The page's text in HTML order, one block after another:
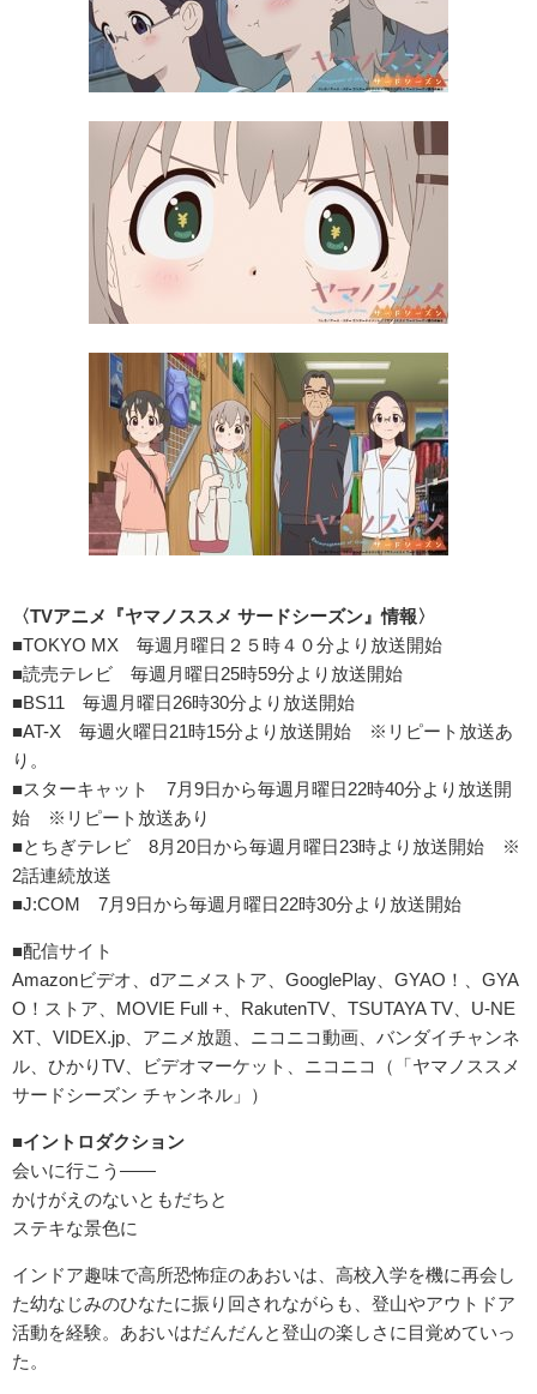
〈TVアニメ『ヤマノススメ サードシーズン』情報〉
■TOKYO MX 毎週月曜日２５時４０分より放送開始
■読売テレビ 毎週月曜日25時59分より放送開始
■BS11 毎週月曜日26時30分より放送開始
■AT-X 毎週火曜日21時15分より放送開始 ※リピート放送あ
り。
■スターキャット 7月9日から毎週月曜日22時40分より放送開
始 ※リピート放送あり
■とちぎテレビ 8月20日から毎週月曜日23時より放送開始 ※
2話連続放送
■J:COM 7月9日から毎週月曜日22時30分より放送開始
■配信サイト
Amazonビデオ、dアニメストア、GooglePlay、GYAO！、GYA
O！ストア、MOVIE Full +、RakutenTV、TSUTAYA TV、U-NE
XT、VIDEX.jp、アニメ放題、ニコニコ動画、バンダイチャンネ
ル、ひかりTV、ビデオマーケット、ニコニコ（「ヤマノススメ
サードシーズン チャンネル」）
■イントロダクション
会いに行こう――
かけがえのないともだちと
ステキな景色に
インドア趣味で高所恐怖症のあおいは、高校入学を機に再会し
た幼なじみのひなたに振り回されながらも、登山やアウトドア
活動を経験。あおいはだんだんと登山の楽しさに目覚めていっ
た。